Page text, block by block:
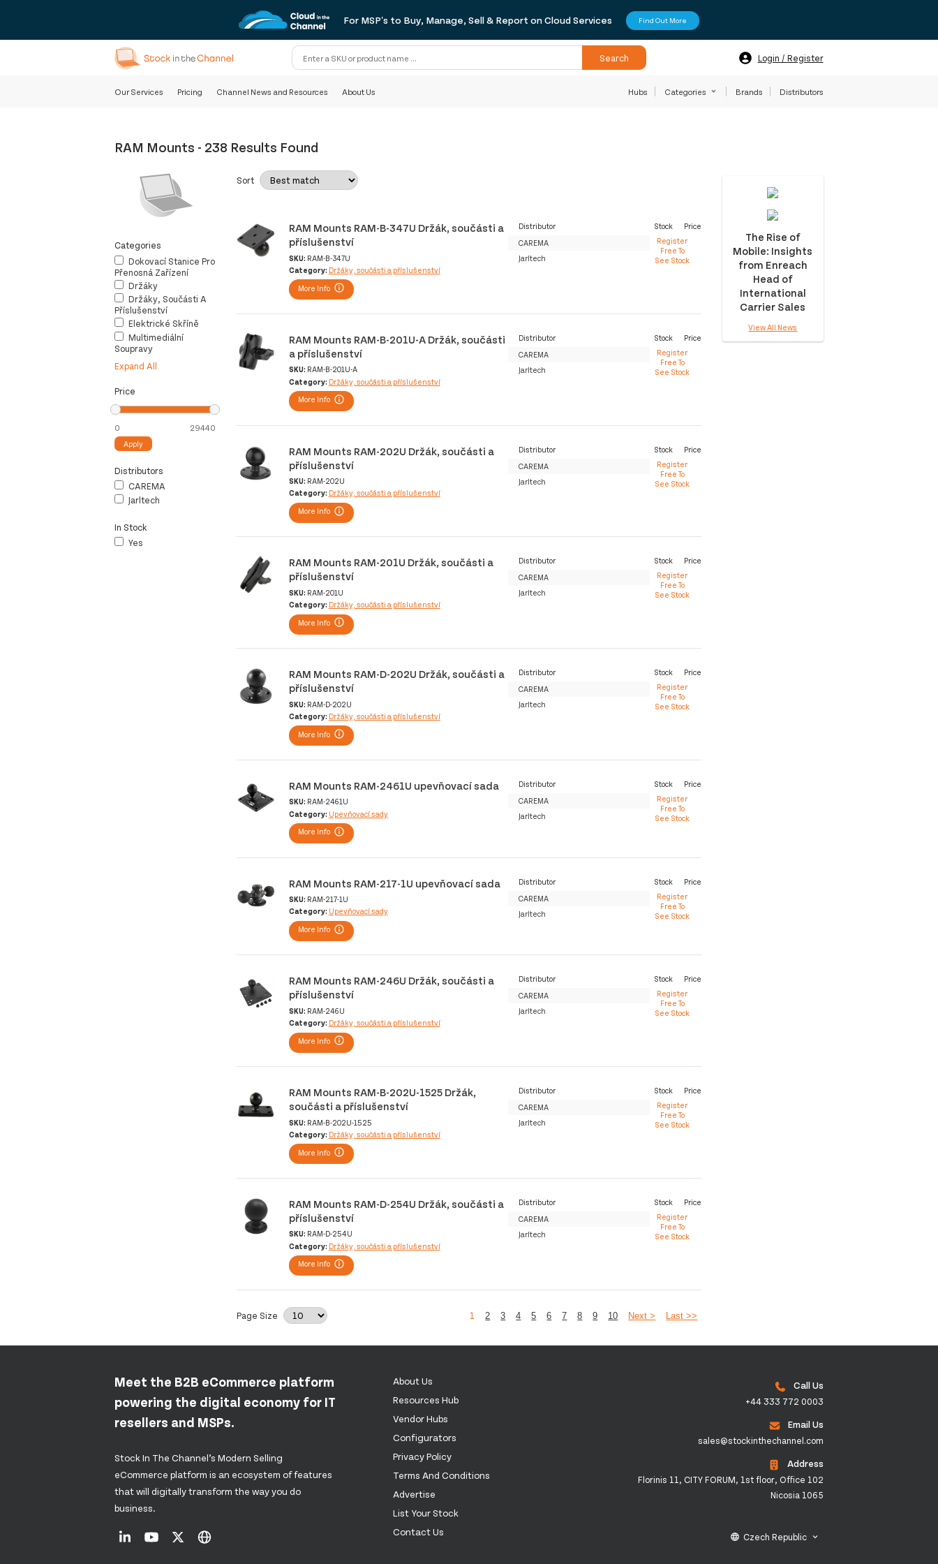
For MSP's to Buy, Manage, Sell & Report on Cloud Services Find Out More
Search Login / Register
Our Services Pricing Channel News and Resources About Us Hubs Categories Brands Distributors
RAM Mounts - 238 Results Found
Categories
Dokovací Stanice Pro
Přenosná Zařízení
Držáky
Držáky, Součásti A
Příslušenství
Elektrické Skříně
Multimediální
Soupravy
Expand All
Price
Apply
Distributors
CAREMA
Jarltech
In Stock
Yes
Sort
RAM Mounts RAM-B-347U Držák, součásti a
příslušenství
SKU: RAM-B-347U
Category: Držáky, součásti a příslušenství
More Info
Distributor Stock
Price
CAREMA
Register
Free To
See Stock
Jarltech
RAM Mounts RAM-B-201U-A Držák, součásti
a příslušenství
SKU: RAM-B-201U-A
Category: Držáky, součásti a příslušenství
More Info
Distributor Stock
Price
CAREMA
Register
Free To
See Stock
Jarltech
RAM Mounts RAM-202U Držák, součásti a
příslušenství
SKU: RAM-202U
Category: Držáky, součásti a příslušenství
More Info
Distributor Stock
Price
CAREMA
Register
Free To
See Stock
Jarltech
RAM Mounts RAM-201U Držák, součásti a
příslušenství
SKU: RAM-201U
Category: Držáky, součásti a příslušenství
More Info
Distributor Stock
Price
CAREMA
Register
Free To
See Stock
Jarltech
RAM Mounts RAM-D-202U Držák, součásti a
příslušenství
SKU: RAM-D-202U
Category: Držáky, součásti a příslušenství
More Info
Distributor Stock
Price
CAREMA
Register
Free To
See Stock
Jarltech
RAM Mounts RAM-2461U upevňovací sada
SKU: RAM-2461U
Category: Upevňovací sady
More Info
Distributor Stock
Price
CAREMA
Register
Free To
See Stock
Jarltech
RAM Mounts RAM-217-1U upevňovací sada
SKU: RAM-217-1U
Category: Upevňovací sady
More Info
Distributor Stock
Price
CAREMA
Register
Free To
See Stock
Jarltech
RAM Mounts RAM-246U Držák, součásti a
příslušenství
SKU: RAM-246U
Category: Držáky, součásti a příslušenství
More Info
Distributor Stock
Price
CAREMA
Register
Free To
See Stock
Jarltech
RAM Mounts RAM-B-202U-1525 Držák,
součásti a příslušenství
SKU: RAM-B-202U-1525
Category: Držáky, součásti a příslušenství
More Info
Distributor Stock
Price
CAREMA
Register
Free To
See Stock
Jarltech
RAM Mounts RAM-D-254U Držák, součásti a
příslušenství
SKU: RAM-D-254U
Category: Držáky, součásti a příslušenství
More Info
Distributor Stock
Price
CAREMA
Register
Free To
See Stock
Jarltech
Page Size 1 2 3 4 5 6 7 8 9 10 Next > Last >>
The Rise of
Mobile: Insights
from Enreach
Head of
International
Carrier Sales
View All News
Meet the B2B eCommerce platform
powering the digital economy for IT
resellers and MSPs.
Stock In The Channel’s Modern Selling
eCommerce platform is an ecosystem of features
that will digitally transform the way you do
business.
About Us
Resources Hub
Vendor Hubs
Configurators
Privacy Policy
Terms And Conditions
Advertise
List Your Stock
Contact Us
Call Us
+44 333 772 0003
Email Us
sales@stockinthechannel.com
Address
Florinis 11, CITY FORUM, 1st floor, Office 102
Nicosia 1065
language Czech Republic keyboard_arrow_down